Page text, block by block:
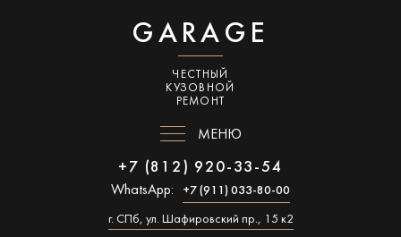
GARAGE
ЧЕСТНЫЙ
КУЗОВНОЙ
РЕМОНТ
МЕНЮ
+7 (812) 920-33-54
WhatsApp: +7 (911) 033-80-00
г. СПб, ул. Шафировский пр., 15 к2